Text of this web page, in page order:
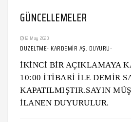
GÜNCELLEMELER
12 May 2020
DÜZELTME- KARDEMİR AŞ. DUYURU-
İKİNCİ BİR AÇIKLAMAYA
10:00 İTİBARİ İLE DEMİR
KAPATILMIŞTIR.SAYIN
İLANEN DUYURULUR.